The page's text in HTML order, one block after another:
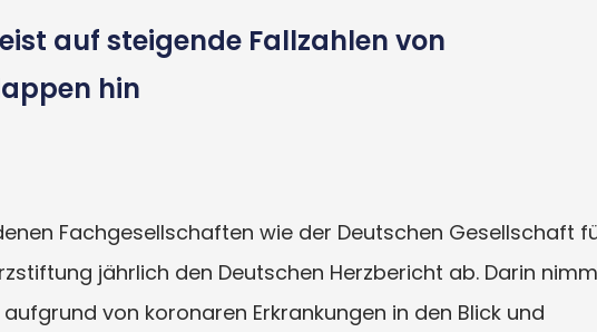
auf steigende Fallzahlen von
hin
Fachgesellschaften wie der Deutschen Gesellschaft
jährlich den Deutschen Herzbericht ab. Darin
von koronaren Erkrankungen in den Blick und